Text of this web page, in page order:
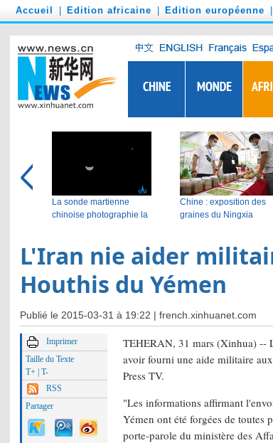
Accueil Edition africaine Edition européenne
L'Iran nie aider
Houthis du Yémen
Publié le 2015-03-31 à 19:22 | french.xinhuanet.com
Imprimer
Taille du Texte
T+ T-
RSS
Partager
TEHERAN, 31 mars (Xinhua) --
avoir fourni une aide militaire
Press TV.
"Les informations affirmant
Yémen ont été forgées de toutes
porte-parole du ministère des